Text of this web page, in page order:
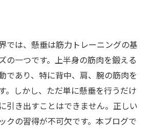
では、懸垂は筋力トレーニングの基
の一つです。上半身の筋肉を鍛える
であり、特に背中、肩、腕の筋肉を
。しかし、ただ単に懸垂を行うだけ
引き出すことはできません。正しい
クの習得が不可欠です。本ブログで